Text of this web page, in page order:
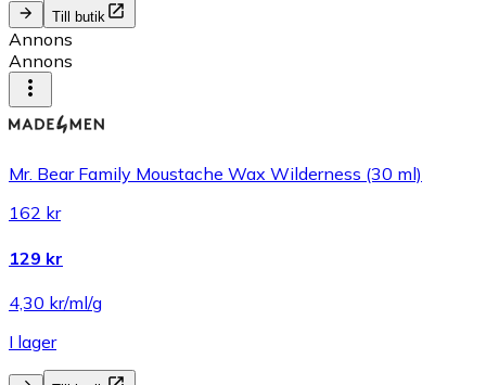
Till butik
Annons
Annons
Mr. Bear Family Moustache Wax Wilderness (30 ml)
162 kr
129 kr
4,30 kr/ml/g
I lager